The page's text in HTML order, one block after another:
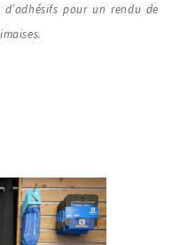
pour un rendu de